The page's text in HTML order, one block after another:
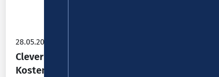
28.05.2026
Clever mobil mit Bus und Bahn:
Kostenlose Ticket- und